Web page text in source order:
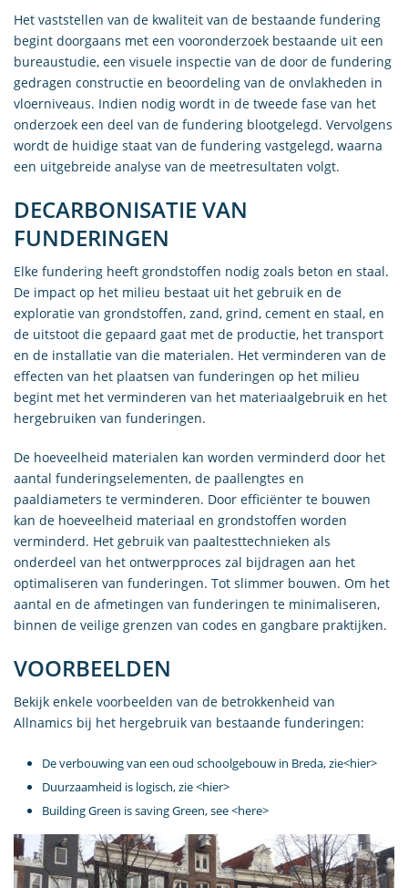
Het vaststellen van de kwaliteit van de bestaande fundering
begint doorgaans met een vooronderzoek bestaande uit een
bureaustudie, een visuele inspectie van de door de fundering
gedragen constructie en beoordeling van de onvlakheden in
vloerniveaus. Indien nodig wordt in de tweede fase van het
onderzoek een deel van de fundering blootgelegd. Vervolgens
wordt de huidige staat van de fundering vastgelegd, waarna
een uitgebreide analyse van de meetresultaten volgt.
DECARBONISATIE VAN
FUNDERINGEN
Elke fundering heeft grondstoffen nodig zoals beton en staal.
De impact op het milieu bestaat uit het gebruik en de
exploratie van grondstoffen, zand, grind, cement en staal, en
de uitstoot die gepaard gaat met de productie, het transport
en de installatie van die materialen. Het verminderen van de
effecten van het plaatsen van funderingen op het milieu
begint met het verminderen van het materiaalgebruik en het
hergebruiken van funderingen.
De hoeveelheid materialen kan worden verminderd door het
aantal funderingselementen, de paallengtes en
paaldiameters te verminderen. Door efficiënter te bouwen
kan de hoeveelheid materiaal en grondstoffen worden
verminderd. Het gebruik van paaltesttechnieken als
onderdeel van het ontwerpproces zal bijdragen aan het
optimaliseren van funderingen. Tot slimmer bouwen. Om het
aantal en de afmetingen van funderingen te minimaliseren,
binnen de veilige grenzen van codes en gangbare praktijken.
VOORBEELDEN
Bekijk enkele voorbeelden van de betrokkenheid van
Allnamics bij het hergebruik van bestaande funderingen:
De verbouwing van een oud schoolgebouw in Breda, zie<hier>
Duurzaamheid is logisch, zie <hier>
Building Green is saving Green, see <here>